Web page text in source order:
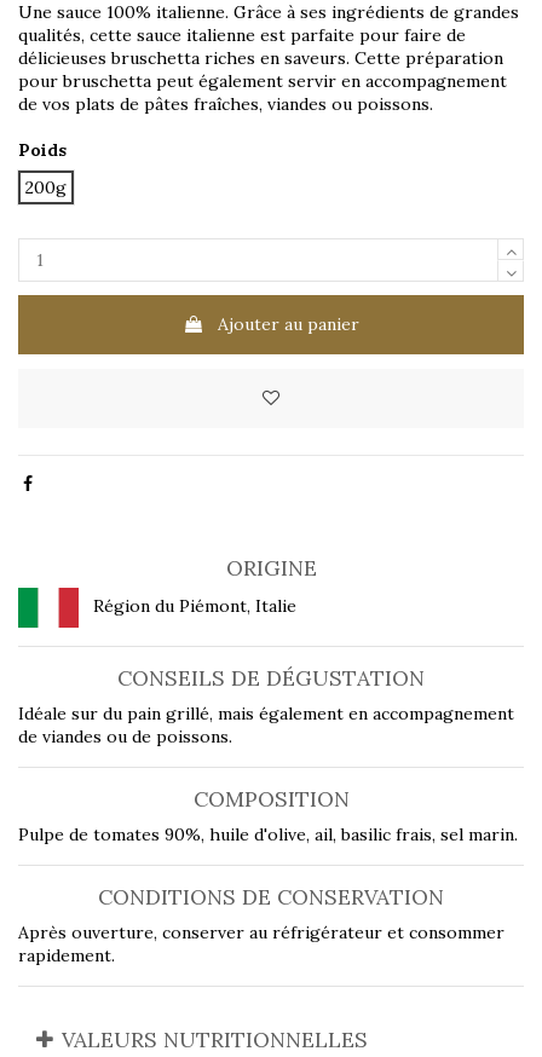
Une sauce 100% italienne. Grâce à ses ingrédients de grandes
qualités, cette sauce italienne est parfaite pour faire de
délicieuses bruschetta riches en saveurs. Cette préparation
pour bruschetta peut également servir en accompagnement
de vos plats de pâtes fraîches, viandes ou poissons.
Poids
200g
Ajouter au panier
ORIGINE
Région du Piémont, Italie
CONSEILS DE DÉGUSTATION
Idéale sur du pain grillé, mais également en accompagnement
de viandes ou de poissons.
COMPOSITION
Pulpe de tomates 90%, huile d'olive, ail, basilic frais, sel marin.
CONDITIONS DE CONSERVATION
Après ouverture, conserver au réfrigérateur et consommer
rapidement.
VALEURS NUTRITIONNELLES